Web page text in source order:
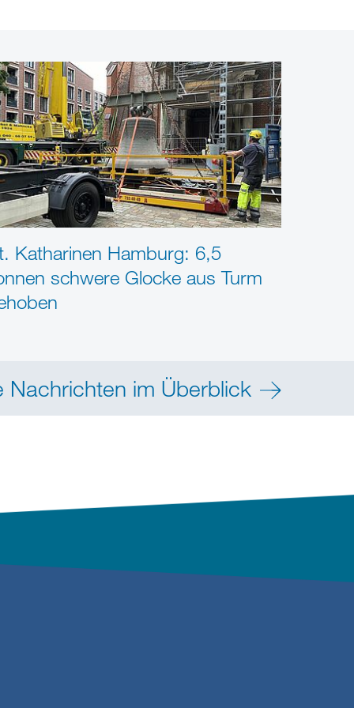
Katharinen Hamburg: 6,5
schwere Glocke aus Turm
Nachrichten im Überblick